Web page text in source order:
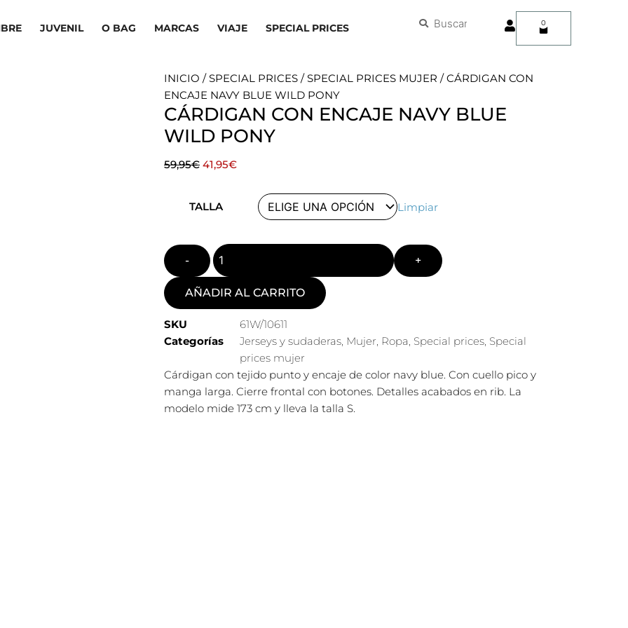
JUVENIL O BAG MARCAS VIAJE SPECIAL PRICES
User
0
Carrito
INICIO /SPECIAL PRICES /SPECIAL PRICES MUJER / CÁRDIGAN CON
ENCAJE NAVY BLUE WILD PONY
CÁRDIGAN CON ENCAJE NAVY BLUE
WILD PONY
59,95€ El
era:
41,95€El
actual
TALLA Limpiar
AÑADIR AL CARRITO
SKU
61W/10611
Categorías
Jerseys y sudaderas, Mujer, Ropa, Special prices, Special
prices mujer
Cárdigan con tejido punto y encaje de color navy blue. Con cuello pico y
manga larga. Cierre frontal con botones. Detalles acabados en rib. La
modelo mide 173 cm y lleva la talla S.